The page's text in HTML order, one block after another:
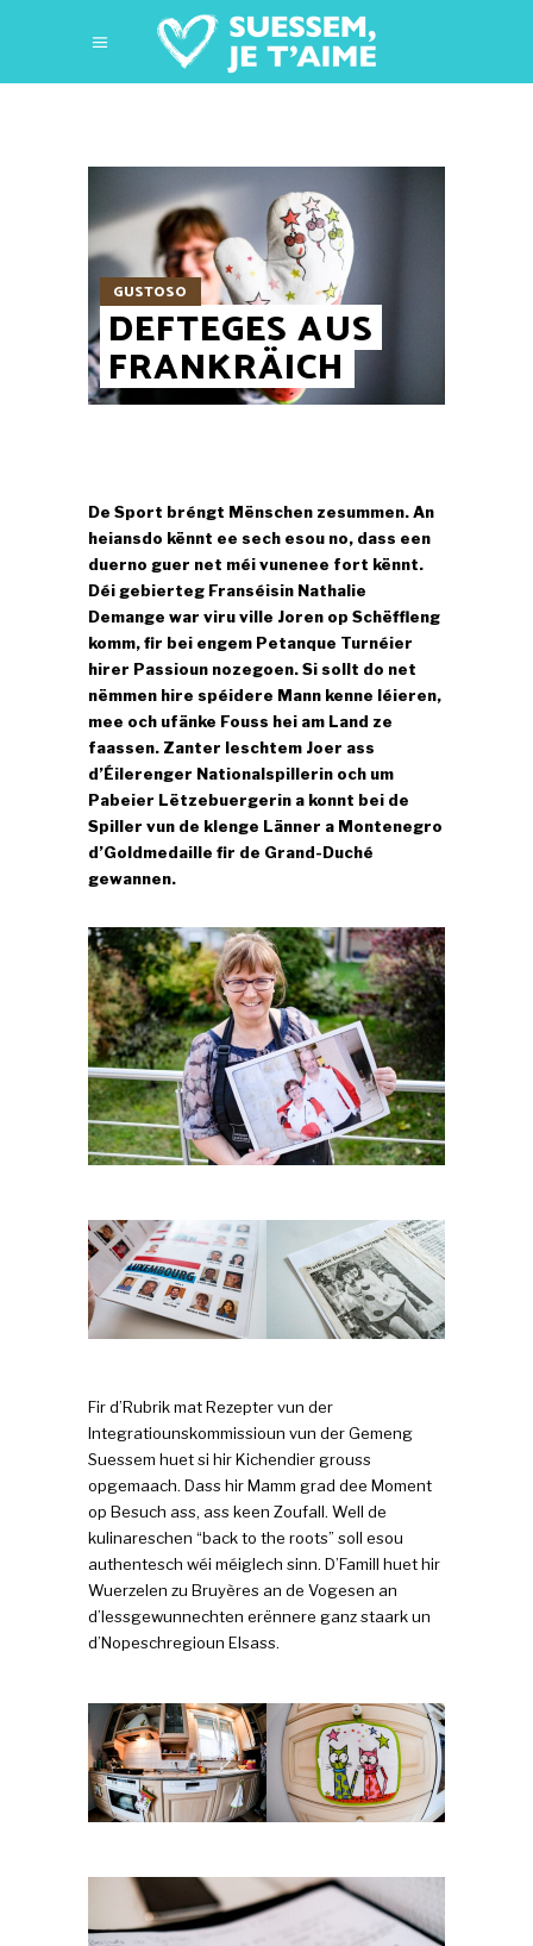
GUSTOSO
DEFTEGES AUS
FRANKRÄICH
De Sport bréngt Mënschen zesummen. An
heiansdo kënnt ee sech esou no, dass een
duerno guer net méi vunenee fort kënnt.
Déi gebierteg Franséisin Nathalie
Demange war viru ville Joren op Schëffleng
komm, fir bei engem Petanque Turnéier
hirer Passioun nozegoen. Si sollt do net
nëmmen hire spéidere Mann kenne léieren,
mee och ufänke Fouss hei am Land ze
faassen. Zanter leschtem Joer ass
d’Éilerenger Nationalspillerin och um
Pabeier Lëtzebuergerin a konnt bei de
Spiller vun de klenge Länner a Montenegro
d’Goldmedaille fir de Grand-Duché
gewannen.
Fir d’Rubrik mat Rezepter vun der
Integratiounskommissioun vun der Gemeng
Suessem huet si hir Kichendier grouss
opgemaach. Dass hir Mamm grad dee Moment
op Besuch ass, ass keen Zoufall. Well de
kulinareschen “back to the roots” soll esou
authentesch wéi méiglech sinn. D’Famill huet hir
Wuerzelen zu Bruyères an de Vogesen an
d’Iessgewunnechten erënnere ganz staark un
d’Nopeschregioun Elsass.